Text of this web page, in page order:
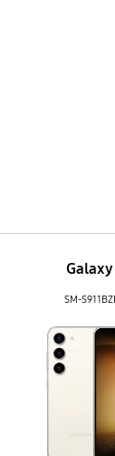
Galaxy
SM-